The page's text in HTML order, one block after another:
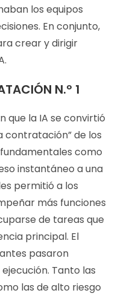
los equipos
En conjunto,
crear y dirigir
N.º 1
que la IA se convirtió
contratación” de los
como
instantáneo a una
permitió a los
más funciones
de tareas que
principal. El
pasaron
Tanto las
las de alto riesgo